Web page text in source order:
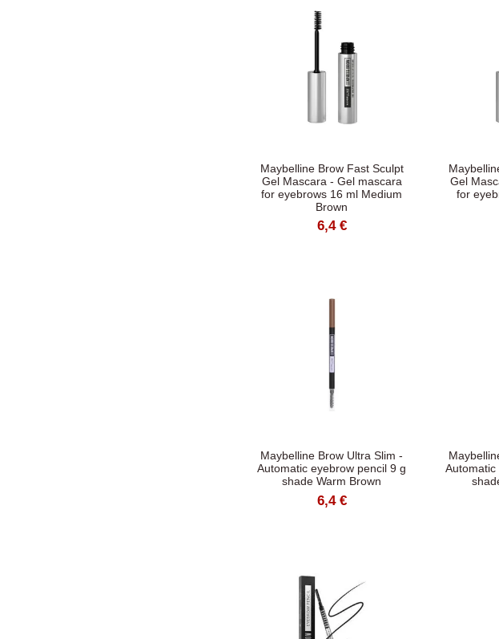
Maybelline Brow Fast Sculpt
Gel Mascara - Gel mascara
for eyebrows 16 ml Medium
Brown
6,4 €
Gel
for
Maybelline Brow Ultra Slim -
Automatic eyebrow pencil 9 g
shade Warm Brown
6,4 €
Automatic